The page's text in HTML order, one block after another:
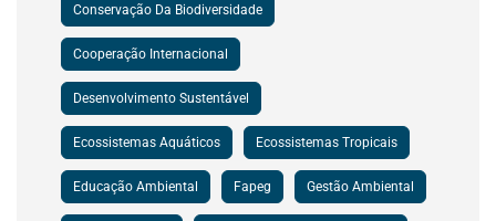
Conservação Da Biodiversidade
Cooperação Internacional
Desenvolvimento Sustentável
Ecossistemas Aquáticos Ecossistemas Tropicais
Educação Ambiental Fapeg Gestão Ambiental